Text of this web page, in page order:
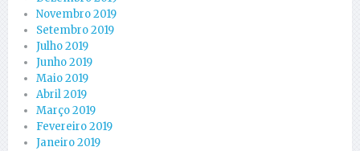
Novembro 2019
Setembro 2019
Julho 2019
Junho 2019
Maio 2019
Abril 2019
Março 2019
Fevereiro 2019
Janeiro 2019